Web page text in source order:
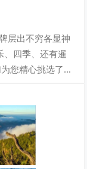
层出不穷各显神
、四季、还有暹
您精心挑选了一